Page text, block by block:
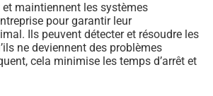
maintiennent les systèmes
pour garantir leur
Ils peuvent détecter et résoudre les
ne deviennent des problèmes
cela minimise les temps d’arrêt et